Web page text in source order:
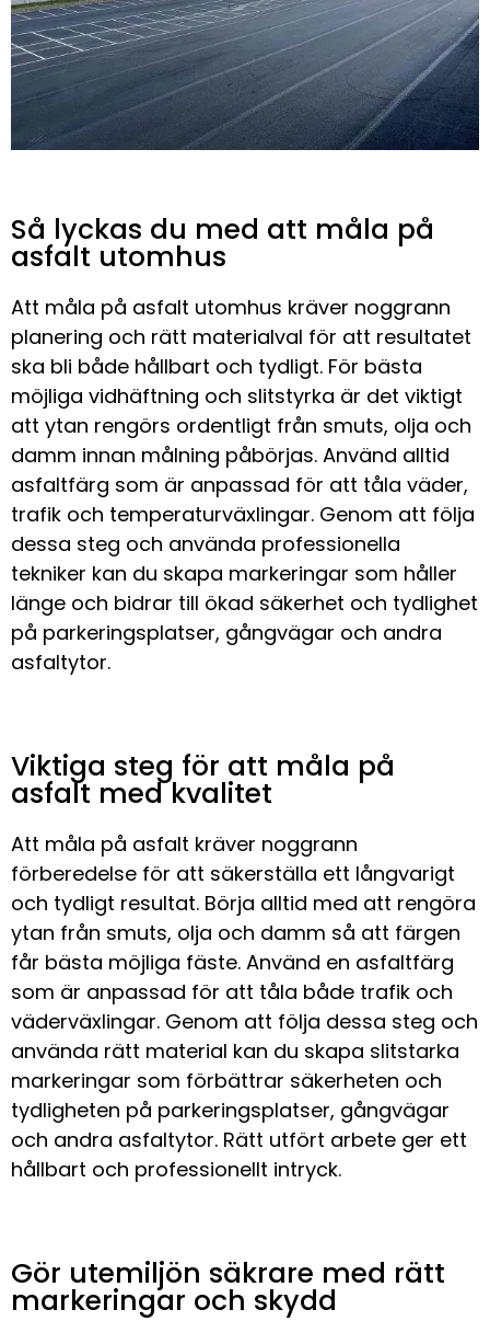
Så lyckas du med att måla på
asfalt utomhus
Att måla på asfalt utomhus kräver noggrann
planering och rätt materialval för att resultatet
ska bli både hållbart och tydligt. För bästa
möjliga vidhäftning och slitstyrka är det viktigt
att ytan rengörs ordentligt från smuts, olja och
damm innan målning påbörjas. Använd alltid
asfaltfärg som är anpassad för att tåla väder,
trafik och temperaturväxlingar. Genom att följa
dessa steg och använda professionella
tekniker kan du skapa markeringar som håller
länge och bidrar till ökad säkerhet och tydlighet
på parkeringsplatser, gångvägar och andra
asfaltytor.
Viktiga steg för att måla på
asfalt med kvalitet
Att måla på asfalt kräver noggrann
förberedelse för att säkerställa ett långvarigt
och tydligt resultat. Börja alltid med att rengöra
ytan från smuts, olja och damm så att färgen
får bästa möjliga fäste. Använd en asfaltfärg
som är anpassad för att tåla både trafik och
väderväxlingar. Genom att följa dessa steg och
använda rätt material kan du skapa slitstarka
markeringar som förbättrar säkerheten och
tydligheten på parkeringsplatser, gångvägar
och andra asfaltytor. Rätt utfört arbete ger ett
hållbart och professionellt intryck.
Gör utemiljön säkrare med rätt
markeringar och skydd